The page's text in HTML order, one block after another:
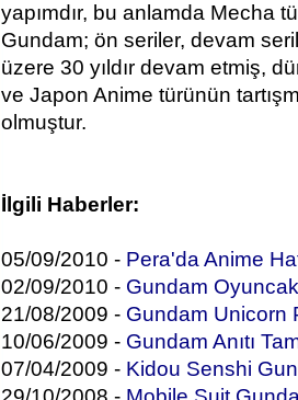
yapımdır, bu anlamda Mecha
Gundam; ön seriler, devam
üzere 30 yıldır devam etmiş,
ve Japon Anime türünün
olmuştur.
İlgili Haberler:
05/09/2010 - Pera'da Anime
02/09/2010 - Gundam
21/08/2009 - Gundam Unicorn
10/06/2009 - Gundam Anıtı
07/04/2009 - Kidou Senshi